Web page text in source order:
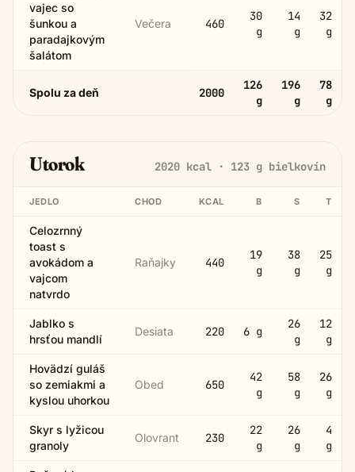
vajec so
šunkou a
paradajkovým
šalátom
Večera 460
30
g
14
g
32
g
Spolu za deň 2000
126
g
196
g
78
g
Utorok 2020 kcal · 123 g bielkovín
JEDLO CHOD KCAL B S T
Celozrnný
toast s
avokádom a
vajcom
natvrdo
Raňajky 440
19
g
38
g
25
g
Jablko s
hrsťou mandlí
Desiata 220 6 g
26
g
12
g
Hovädzí guláš
so zemiakmi a
kyslou uhorkou
Obed 650
42
g
58
g
26
g
Skyr s lyžicou
granoly
Olovrant 230
22
g
26
g
4
g